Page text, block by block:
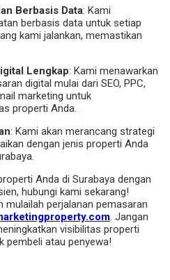
Berbasis Data: Kami
berbasis data untuk setiap
kami jalankan, memastikan
Lengkap: Kami menawarkan
digital mulai dari SEO, PPC,
marketing untuk
properti Anda.
: Kami akan merancang strategi
dengan jenis properti Anda
Anda di Surabaya dengan
hubungi kami sekarang!
perjalanan pemasaran
. Jangan
visibilitas properti
pembeli atau penyewa!